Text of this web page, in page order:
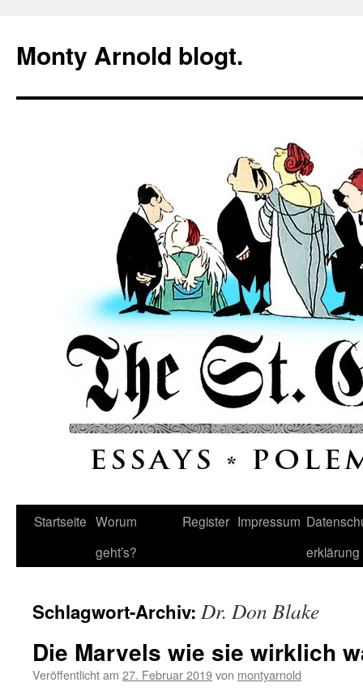
springen
Monty Arnold blogt.
Startseite Worum
geht’s?
Register Impressum
erklärung
Schlagwort-Archiv: Dr. Don Blake
Die Marvels wie sie wirklich
Veröffentlicht am 27. Februar 2019von montyarnold